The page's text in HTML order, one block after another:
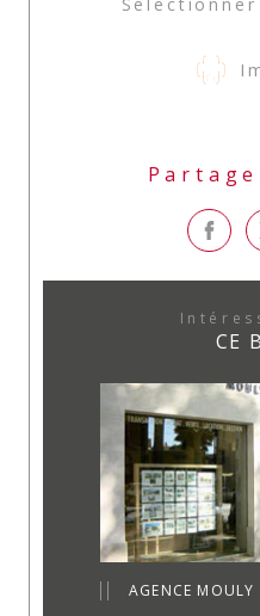
CE
AGENCE MOULY